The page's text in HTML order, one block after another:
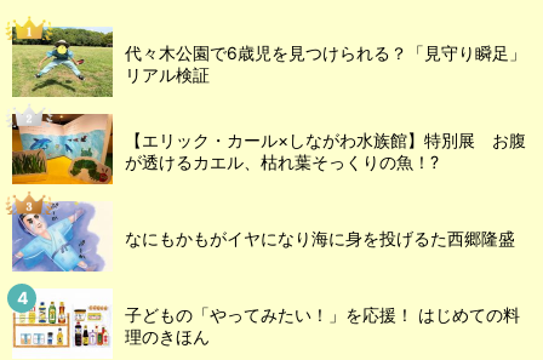
代々木公園で6歳児を見つけられる？「見守り瞬足」
リアル検証
【エリック・カール×しながわ水族館】特別展 お腹
が透けるカエル、枯れ葉そっくりの魚！?
なにもかもがイヤになり海に身を投げるた西郷隆盛
子どもの「やってみたい！」を応援！ はじめての料
理のきほん